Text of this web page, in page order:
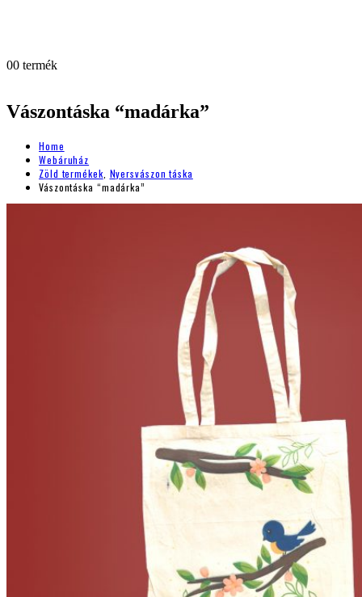
00 termék
Vászontáska “madárka”
Home
Webáruház
Zöld termékek Nyersvászon táska
Vászontáska “madárka”